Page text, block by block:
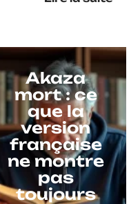
Akaza
mort : ce
que la
version
française
ne montre
pas
toujours